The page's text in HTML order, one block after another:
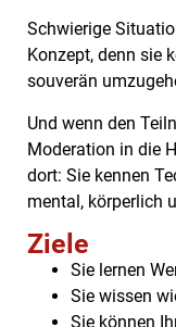
Schwierige
Konzept, denn sie
souverän
Und wenn den
Moderation in die
dort: Sie kennen
mental, körperlich
Ziele
Sie lernen
Sie wissen
Sie können